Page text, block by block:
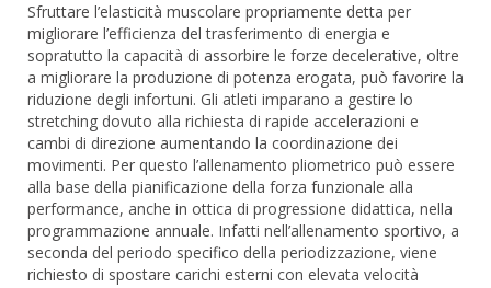
Sfruttare l’elasticità muscolare propriamente detta per
migliorare l’efficienza del trasferimento di energia e
sopratutto la capacità di assorbire le forze decelerative, oltre
a migliorare la produzione di potenza erogata, può favorire la
riduzione degli infortuni. Gli atleti imparano a gestire lo
stretching dovuto alla richiesta di rapide accelerazioni e
cambi di direzione aumentando la coordinazione dei
movimenti. Per questo l’allenamento pliometrico può essere
alla base della pianificazione della forza funzionale alla
performance, anche in ottica di progressione didattica, nella
programmazione annuale. Infatti nell’allenamento sportivo, a
seconda del periodo specifico della periodizzazione, viene
richiesto di spostare carichi esterni con elevata velocità